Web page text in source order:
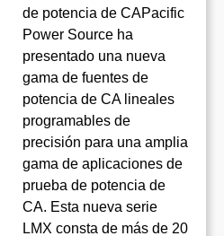
de potencia de CAPacific
Power Source ha
presentado una nueva
gama de fuentes de
potencia de CA lineales
programables de
precisión para una amplia
gama de aplicaciones de
prueba de potencia de
CA. Esta nueva serie
LMX consta de más de 20